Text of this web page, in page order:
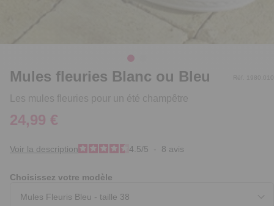
Mules fleuries Blanc ou Bleu
Les mules fleuries pour un été champêtre
Réf. 1980.010
24,99 €
Voir la description 4.5/5 - 8 avis
Choisissez votre modèle